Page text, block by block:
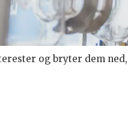
og bryter dem